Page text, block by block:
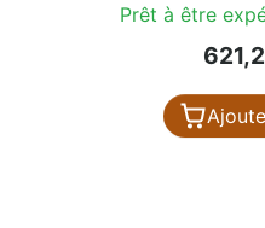
Prêt à être
Prix